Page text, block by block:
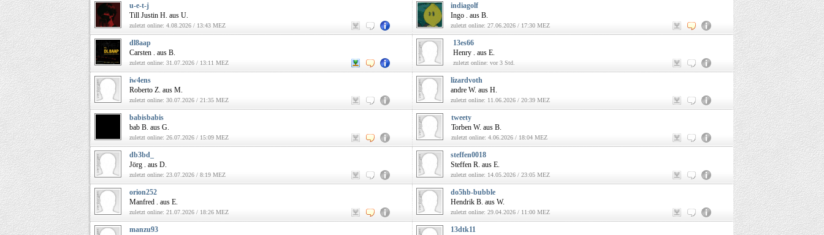
u-e-t-j
Till Justin H. aus U.
zuletzt online: 4.08.2026 / 13:43 MEZ
indiagolf
Ingo . aus B.
zuletzt online: 27.06.2026 / 17:30 MEZ
dl8aap
Carsten . aus B.
zuletzt online: 31.07.2026 / 13:11 MEZ
13es66
Henry . aus E.
zuletzt online: vor 3 Std.
iw4ens
Roberto Z. aus M.
zuletzt online: 30.07.2026 / 21:35 MEZ
lizardvoth
andre W. aus H.
zuletzt online: 11.06.2026 / 20:39 MEZ
babisbabis
bab B. aus G.
zuletzt online: 26.07.2026 / 15:09 MEZ
tweety
Torben W. aus B.
zuletzt online: 4.06.2026 / 18:04 MEZ
db3bd_
Jörg . aus D.
zuletzt online: 23.07.2026 / 8:19 MEZ
steffen0018
Steffen R. aus E.
zuletzt online: 14.05.2026 / 23:05 MEZ
orion252
Manfred . aus E.
zuletzt online: 21.07.2026 / 18:26 MEZ
do5hb-bubble
Hendrik B. aus W.
zuletzt online: 29.04.2026 / 11:00 MEZ
manzu93
13dtk11